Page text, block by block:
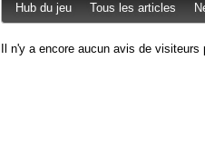
Hub du jeu Tous les articles
Il n'y a encore aucun avis de visiteurs